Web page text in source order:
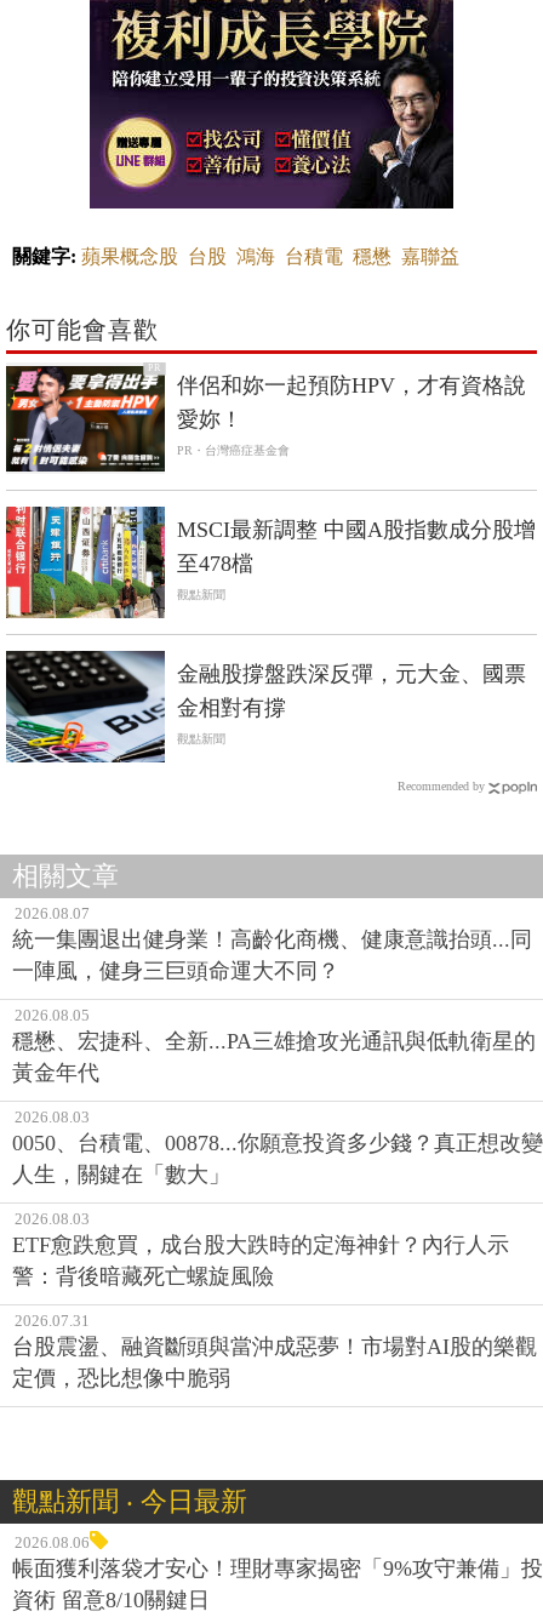
關鍵字: 蘋果概念股 台股 鴻海 台積電 穩懋 嘉聯益
你可能會喜歡
PR
伴侶和妳一起預防HPV，才有資格說
愛妳！
PR・台灣癌症基金會
MSCI最新調整 中國A股指數成分股增
至478檔
觀點新聞
金融股撐盤跌深反彈，元大金、國票
金相對有撐
觀點新聞
Recommended by
相關文章
2026.08.07
統一集團退出健身業！高齡化商機、健康意識抬頭...同
一陣風，健身三巨頭命運大不同？
2026.08.05
穩懋、宏捷科、全新...PA三雄搶攻光通訊與低軌衛星的
黃金年代
2026.08.03
0050、台積電、00878...你願意投資多少錢？真正想改變
人生，關鍵在「數大」
2026.08.03
ETF愈跌愈買，成台股大跌時的定海神針？內行人示
警：背後暗藏死亡螺旋風險
2026.07.31
台股震盪、融資斷頭與當沖成惡夢！市場對AI股的樂觀
定價，恐比想像中脆弱
觀點新聞 ‧ 今日最新
2026.08.06
帳面獲利落袋才安心！理財專家揭密「9%攻守兼備」投
資術 留意8/10關鍵日